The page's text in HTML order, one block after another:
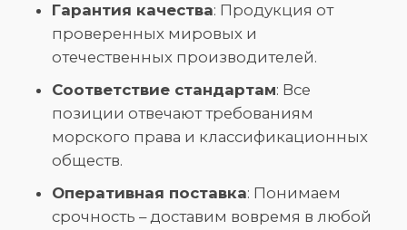
Гарантия качества: Продукция от
проверенных мировых и
отечественных производителей.
Соответствие стандартам: Все
позиции отвечают требованиям
морского права и классификационных
обществ.
Оперативная поставка: Понимаем
срочность – доставим вовремя в любой